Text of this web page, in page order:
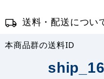
送料・配送につい
本商品群の送料ID